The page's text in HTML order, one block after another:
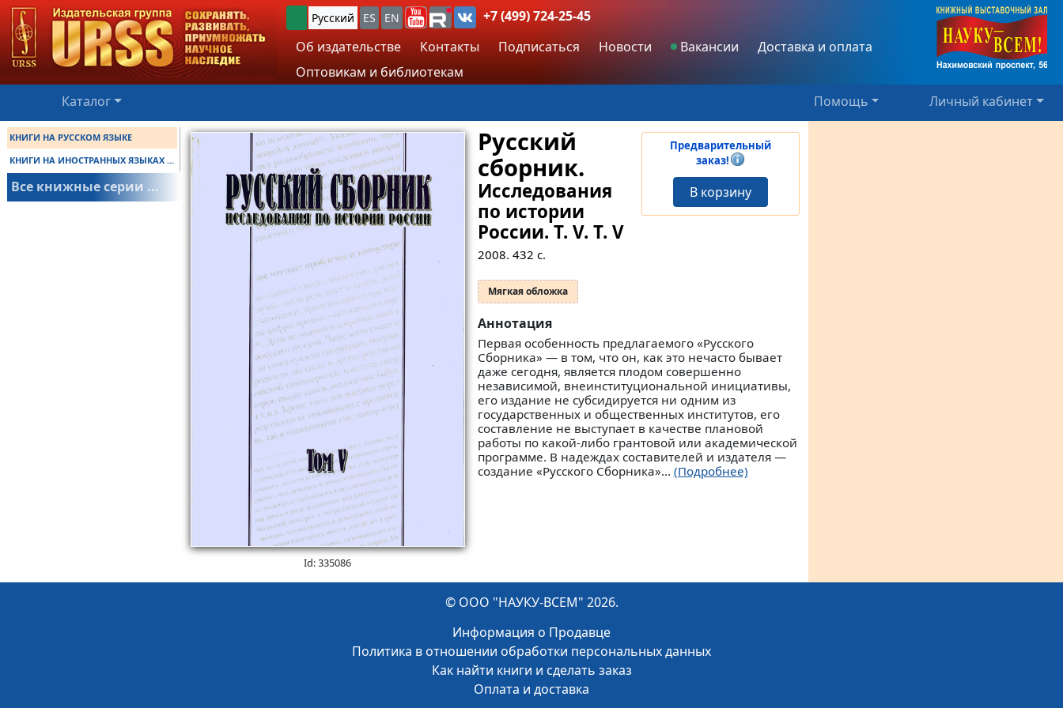
Русский ES EN
+7 (499) 724-25-45
Об издательстве
Контакты Подписаться Новости Вакансии
Доставка и оплата
Оптовикам и библиотекам
Каталог
Помощь Личный кабинет
КНИГИ НА РУССКОМ ЯЗЫКЕ
КНИГИ НА ИНОСТРАННЫХ ЯЗЫКАХ ...
Все книжные серии ...
Id: 335086
Предварительный
заказ!
В корзину
Русский
сборник.
Исследования
по истории
России. Т. V. Т. V
2008. 432 с.
Мягкая обложка
Аннотация
Первая особенность предлагаемого «Русского
Сборника» — в том, что он, как это нечасто бывает
даже сегодня, является плодом совершенно
независимой, внеинституциональной инициативы,
его издание не субсидируется ни одним из
государственных и общественных институтов, его
составление не выступает в качестве плановой
работы по какой-либо грантовой или академической
программе. В надеждах составителей и издателя —
создание «Русского Сборника»... (Подробнее)
© ООО "НАУКУ-ВСЕМ" 2026.
Информация о Продавце
Политика в отношении обработки персональных данных
Как найти книги и сделать заказ
Оплата и доставка